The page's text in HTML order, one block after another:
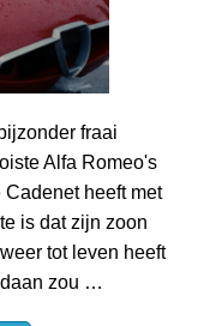
fraai
Alfa Romeo's
heeft met
is dat zijn zoon
tot leven heeft
zou …